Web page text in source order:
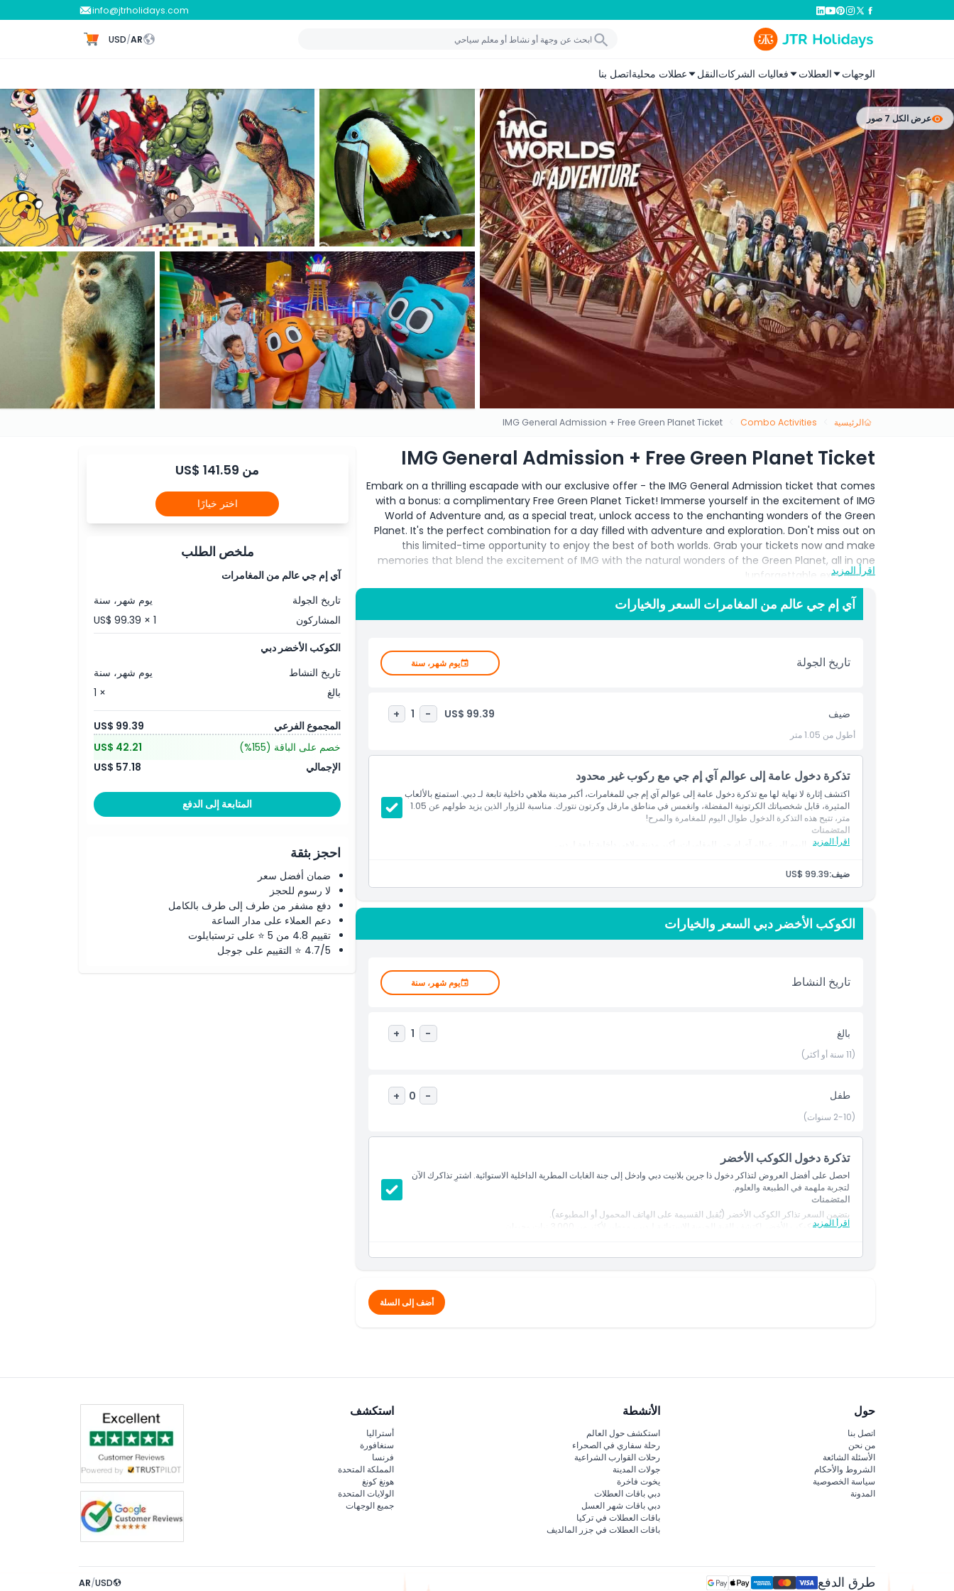
info@jtrholidays.com
AR
/
USD
الوجهات العطلات فعاليات الشركاتالنقل عطلات محليةاتصل بنا
عرض الكل 7 صور
الرئيسية Combo Activities
IMG General Admission + Free Green Planet Ticket
IMG General Admission + Free Green Planet Ticket
Embark on a thrilling escapade with our exclusive offer - the IMG General Admission ticket that comes
with a bonus: a complimentary Free Green Planet Ticket! Immerse yourself in the excitement of IMG
World of Adventure and, as a special treat, unlock access to the enchanting wonders of the Green
Planet. It's the perfect combination for a day filled with adventure and exploration. Don't miss out on
this limited-time opportunity to enjoy the best of both worlds. Grab your tickets now and make
memories that blend the excitement of IMG with the natural wonders of the Green Planet, all in one
unforgettable experience!
أبرز المعالم
المتضمنات
الموقع
سياسة الإلغاء
اقرأ المزيد
آي إم جي عالم من المغامرات السعر والخيارات
تاريخ الجولة يوم شهر، سنة
ضيف US$ 99.39
-
1
+
أطول من 1.05 متر
تذكرة دخول عامة إلى عوالم آي إم جي مع ركوب غير محدود
اكتشف إثارة لا نهاية لها مع تذكرة دخول عامة إلى عوالم آي إم جي للمغامرات، أكبر مدينة ملاهي داخلية تابعة لـ دبي. استمتع بالألعاب
المثيرة، قابل شخصياتك الكرتونية المفضلة، وانغمس في مناطق مارفل وكرتون نتورك. مناسبة للزوار الذين يزيد طولهم عن 1.05
متر، تتيح هذه التذكرة الدخول طوال اليوم للمغامرة والمرح!
اقرأ المزيد
المتضمنات
دخول طوال اليوم إلى عوالم آي إم جي للمغامرات، أكبر مدينة ملاهي داخلية تابعة لـ دبي
مناسب للضيوف الذين يزيد طولهم عن 1.05 متر
ضيف:US$ 99.39
الكوكب الأخضر دبي السعر والخيارات
تاريخ النشاط يوم شهر، سنة
بالغ -
1
+
(11 سنة أو أكثر)
طفل -
0
+
(2-10 سنوات)
تذكرة دخول الكوكب الأخضر
احصل على أفضل العروض لتذاكر دخول ذا جرين بلانيت دبي وادخل إلى جنة الغابات المطرية الداخلية الاستوائية. اشترِ تذاكرك الآن
لتجربة ملهمة في الطبيعة والعلوم.
اقرأ المزيد
المتضمنات
يتضمن السعر تذاكر الكوكب الأخضر (يُقبل القسيمة على الهاتف المحمول أو المطبوعة).
مع تذكرة الكوكب الأخضر اكتشف القبة الحيوية الاستوائية لـدبي، موطن لأكثر من 3,000 نبات وحيوان.
أضف إلى السلة
من US$ 141.59
اختر خيارًا
ملخص الطلب
آي إم جي عالم من المغامرات
تاريخ الجولة
يوم شهر، سنة
المشاركون
US$ 99.39 × 1
الكوكب الأخضر دبي
تاريخ النشاط
يوم شهر، سنة
بالغ
× 1
المجموع الفرعي
US$ 99.39
خصم على الباقة (155%)
US$ 42.21
الإجمالي
US$ 57.18
المتابعة إلى الدفع
احجز بثقة
ضمان أفضل سعر
لا رسوم للحجز
دفع مشفر من طرف إلى طرف بالكامل
دعم العملاء على مدار الساعة
تقييم 4.8 من 5 ⭐ على ترستبايلوت
4.7/5 ⭐ التقييم على جوجل
حول
اتصل بنا
من نحن
الأسئلة الشائعة
الشروط والأحكام
سياسة الخصوصية
المدونة
الأنشطة
استكشف حول العالم
رحلة سفاري في الصحراء
رحلات القوارب الشراعية
جولات المدينة
يخوت فاخرة
دبي باقات العطلات
دبي باقات شهر العسل
باقات العطلات في تركيا
باقات العطلات في جزر المالديف
استكشف
أستراليا
سنغافورة
فرنسا
المملكة المتحدة
هونغ كونغ
الولايات المتحدة
جميع الوجهات
طرق الدفع AR/USD